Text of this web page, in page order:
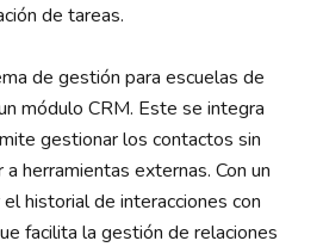
de tareas.
de gestión para escuelas de
módulo CRM. Este se integra
gestionar los contactos sin
herramientas externas. Con un
historial de interacciones con
facilita la gestión de relaciones